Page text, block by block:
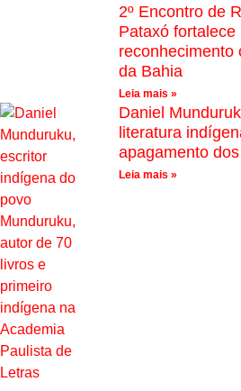
2º Encontro de
Pataxó
reconhecimento
da Bahia
Leia mais »
Daniel
literatura
apagamento
Leia mais »